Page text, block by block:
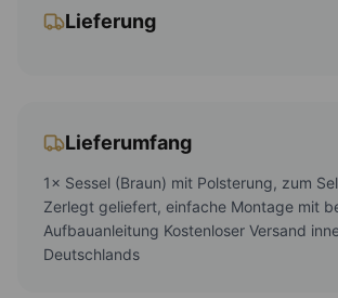
Lieferung
Lieferumfang
1× Sessel (Braun) mit Polsterung, zum
Zerlegt geliefert, einfache Montage mit
Aufbauanleitung Kostenloser Versand
Deutschlands